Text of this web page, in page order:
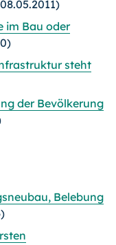
im Bau oder
steht
der Bevölkerung
Belebung